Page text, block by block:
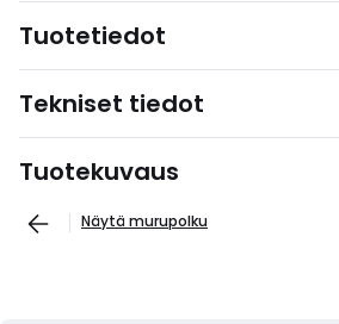
Tuotetiedot
Tekniset tiedot
Tuotekuvaus
Näytä murupolku